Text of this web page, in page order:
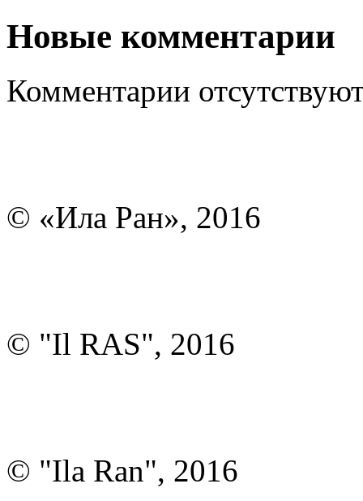
Новые комментарии
Комментарии
© «Ила Ран», 2016
© "Il RAS", 2016
© "Ila Ran", 2016